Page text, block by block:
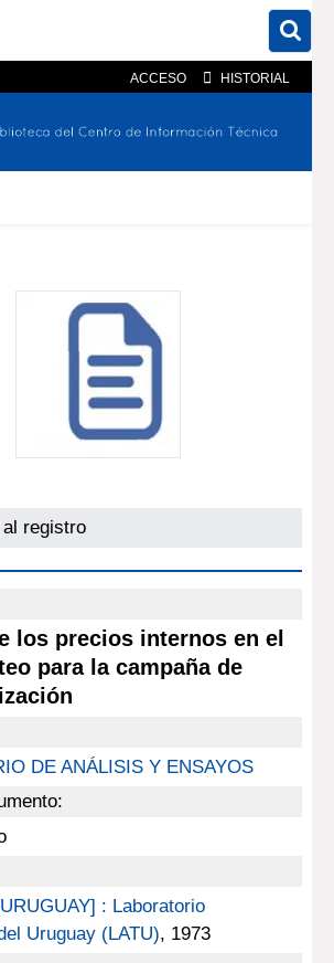
ACCESO HISTORIAL
En el catálogo En el sitio
registro
los precios internos en el
para la campaña de
DE ANÁLISIS Y ENSAYOS
: Laboratorio
Uruguay (LATU), 1973